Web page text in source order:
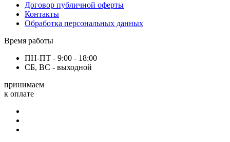
Договор публичной оферты
Контакты
Обработка персональных данных
Время работы
ПН-ПТ - 9:00 - 18:00
СБ, ВС - выходной
принимаем
к оплате